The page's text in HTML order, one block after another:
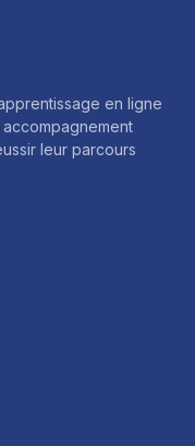
en ligne
leur parcours